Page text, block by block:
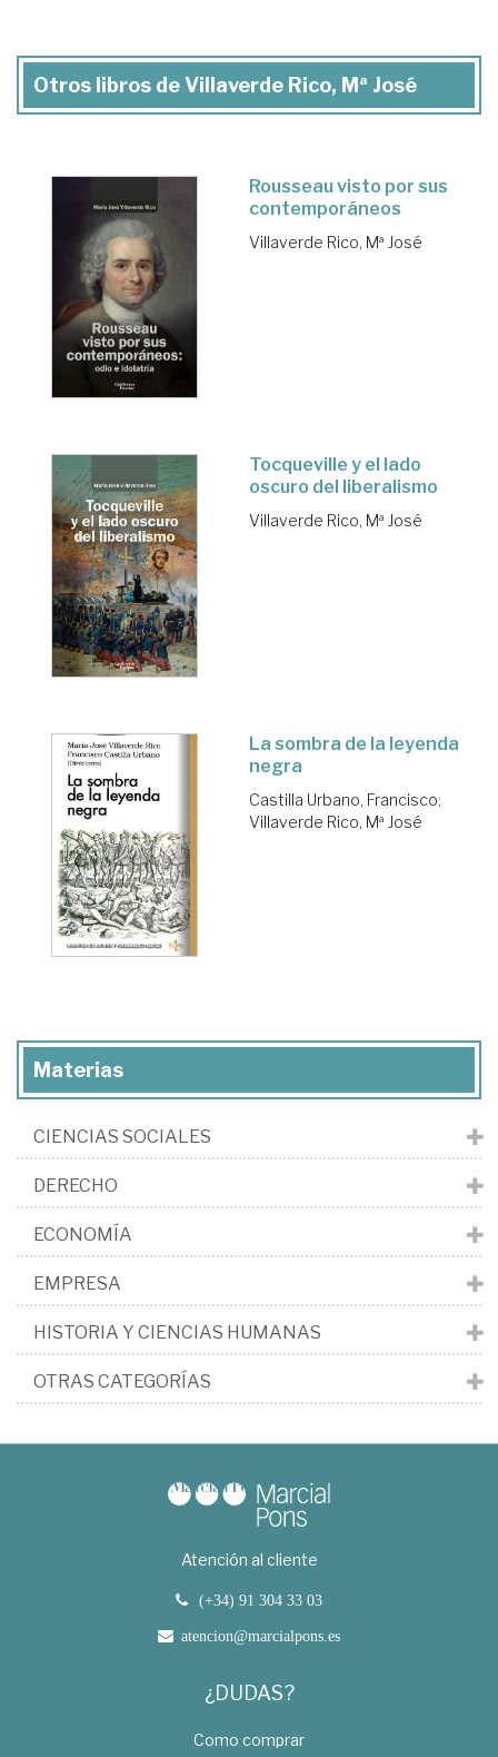
Otros libros de Villaverde Rico, Mª José
Rousseau visto por sus
contemporáneos
Villaverde Rico, Mª José
Tocqueville y el lado
oscuro del liberalismo
Villaverde Rico, Mª José
La sombra de la leyenda
negra
Castilla Urbano, Francisco;
Villaverde Rico, Mª José
Materias
CIENCIAS SOCIALES
DERECHO
ECONOMÍA
EMPRESA
HISTORIA Y CIENCIAS HUMANAS
OTRAS CATEGORÍAS
Atención al cliente
(+34) 91 304 33 03
atencion@marcialpons.es
¿DUDAS?
Como comprar